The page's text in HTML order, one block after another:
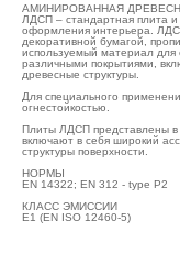
АМИНИРОВАННАЯ
ЛДСП – стандартная плита
оформления интерьера.
декоративной бумагой,
используемый материал
различными покрытиями,
древесные структуры.
Для специального
огнестойкостью.
Плиты ЛДСП представлены в
включают в себя широкий
структуры поверхности.
НОРМЫ
EN 14322; EN 312 - type P2
КЛАСС ЭМИССИИ
E1 (EN ISO 12460-5)